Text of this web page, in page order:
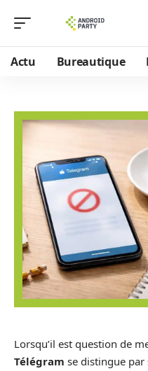
Actu Bureautique
Lorsqu’il est question de
Télégram se distingue